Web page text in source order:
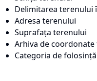
Delimitarea terenului
Adresa terenului
Suprafața terenului
Arhiva de
Categoria de